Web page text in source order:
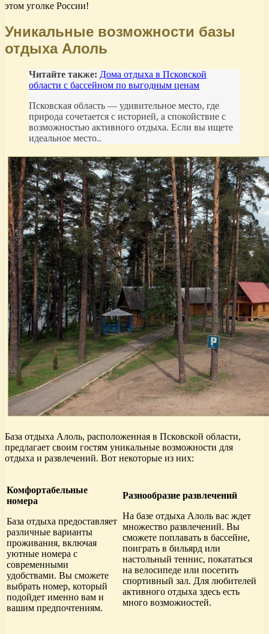
этом уголке России!
Уникальные возможности базы
отдыха Алоль
Читайте также: Дома отдыха в Псковской
области с бассейном по выгодным ценам
Псковская область — удивительное место, где
природа сочетается с историей, а спокойствие с
возможностью активного отдыха. Если вы ищете
идеальное место..
База отдыха Алоль, расположенная в Псковской области,
предлагает своим гостям уникальные возможности для
отдыха и развлечений. Вот некоторые из них:
Комфортабельные
номера
База отдыха предоставляет
различные варианты
проживания, включая
уютные номера с
современными
удобствами. Вы сможете
выбрать номер, который
подойдет именно вам и
вашим предпочтениям.
Разнообразие развлечений
На базе отдыха Алоль вас ждет
множество развлечений. Вы
сможете поплавать в бассейне,
поиграть в бильярд или
настольный теннис, покататься
на велосипеде или посетить
спортивный зал. Для любителей
активного отдыха здесь есть
много возможностей.